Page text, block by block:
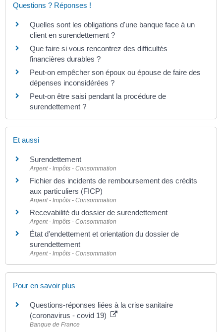
Questions ? Réponses !
Quelles sont les obligations d'une banque face à un
client en surendettement ?
Que faire si vous rencontrez des difficultés
financières durables ?
Peut-on empêcher son époux ou épouse de faire des
dépenses inconsidérées ?
Peut-on être saisi pendant la procédure de
surendettement ?
Et aussi
Surendettement
Argent - Impôts - Consommation
Fichier des incidents de remboursement des crédits
aux particuliers (FICP)
Argent - Impôts - Consommation
Recevabilité du dossier de surendettement
Argent - Impôts - Consommation
État d'endettement et orientation du dossier de
surendettement
Argent - Impôts - Consommation
Pour en savoir plus
Questions-réponses liées à la crise sanitaire
(coronavirus - covid 19)
Banque de France